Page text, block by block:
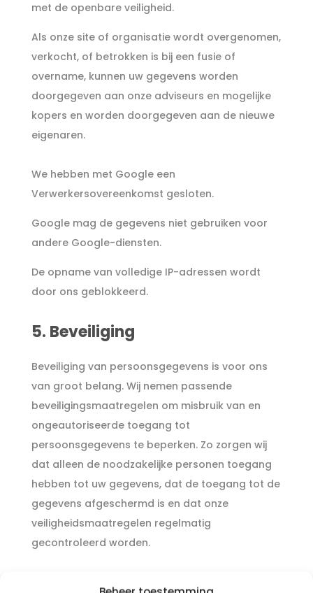
met de openbare veiligheid.
Als onze site of organisatie wordt overgenomen,
verkocht, of betrokken is bij een fusie of
overname, kunnen uw gegevens worden
doorgegeven aan onze adviseurs en mogelijke
kopers en worden doorgegeven aan de nieuwe
eigenaren.
We hebben met Google een
Verwerkersovereenkomst gesloten.
Google mag de gegevens niet gebruiken voor
andere Google-diensten.
De opname van volledige IP-adressen wordt
door ons geblokkeerd.
5. Beveiliging
Beveiliging van persoonsgegevens is voor ons
van groot belang. Wij nemen passende
beveiligingsmaatregelen om misbruik van en
ongeautoriseerde toegang tot
persoonsgegevens te beperken. Zo zorgen wij
dat alleen de noodzakelijke personen toegang
hebben tot uw gegevens, dat de toegang tot de
gegevens afgeschermd is en dat onze
veiligheidsmaatregelen regelmatig
gecontroleerd worden.
6. Websites van derden